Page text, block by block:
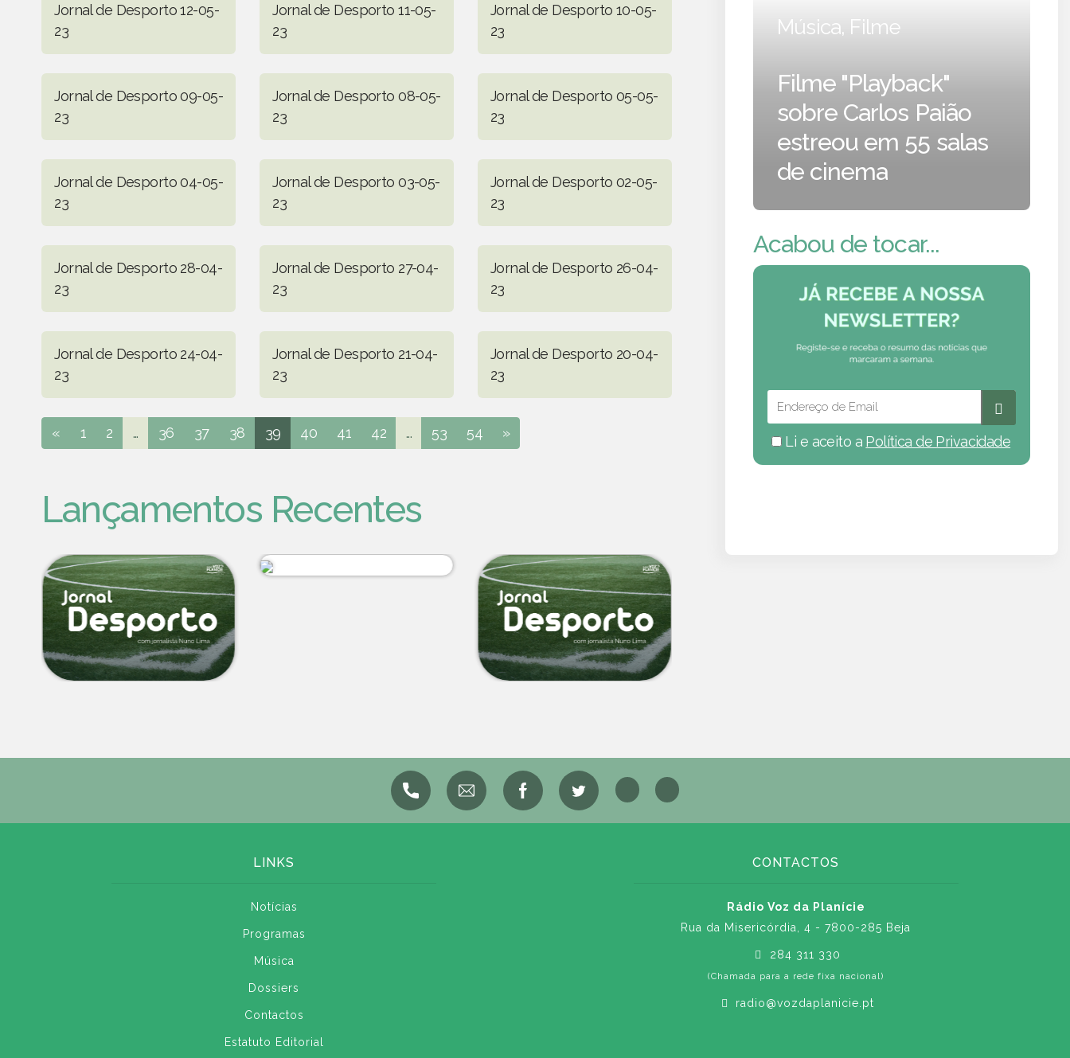
Jornal de Desporto 12-05-
23
Jornal de Desporto 11-05-
23
Jornal de Desporto 10-05-
23
Jornal de Desporto 09-05-
23
Jornal de Desporto 08-05-
23
Jornal de Desporto 05-05-
23
Jornal de Desporto 04-05-
23
Jornal de Desporto 03-05-
23
Jornal de Desporto 02-05-
23
Jornal de Desporto 28-04-
23
Jornal de Desporto 27-04-
23
Jornal de Desporto 26-04-
23
Jornal de Desporto 24-04-
23
Jornal de Desporto 21-04-
23
Jornal de Desporto 20-04-
23
« 1 2 ... 36 37 38 39 40 41 42 ... 53 54 »
Lançamentos Recentes
Música, Filme
Filme "Playback"
sobre Carlos Paião
estreou em 55 salas
de cinema
Acabou de tocar...
Li e aceito a Política de Privacidade
LINKS
Notícias
Programas
Música
Dossiers
Contactos
Estatuto Editorial
CONTACTOS
Rádio Voz da Planície
Rua da Misericórdia, 4 - 7800-285 Beja
284 311 330
(Chamada para a rede fixa nacional)
radio@vozdaplanicie.pt